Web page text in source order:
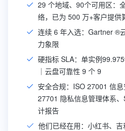
29 个地域、90个可用区：
络，已为 500 万+客户提供
连续 6 年入选：Gartner ®
力象限
硬指标 SLA：单实例
｜云盘可靠性 9 个 9
安全合规：ISO 27001 信
27701 隐私信息管理体系
计报告
他们已经在用：小红书、